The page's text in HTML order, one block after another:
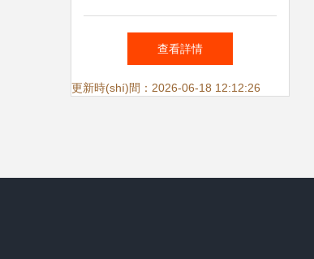
店短信宣傳廣告語精選集
查看詳情
更新時(shí)間：2026-06-18 12:12:26